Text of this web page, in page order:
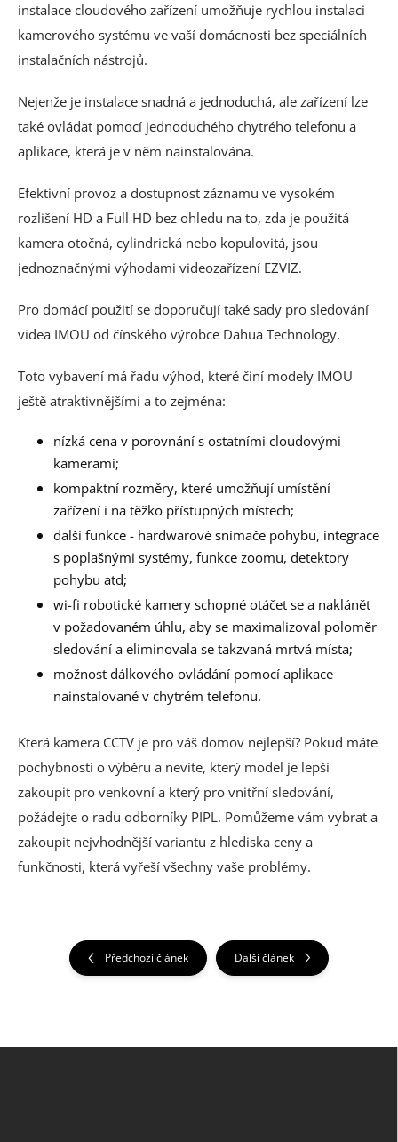
instalace cloudového zařízení umožňuje rychlou instalaci
kamerového systému ve vaší domácnosti bez speciálních
instalačních nástrojů.
Nejenže je instalace snadná a jednoduchá, ale zařízení lze
také ovládat pomocí jednoduchého chytrého telefonu a
aplikace, která je v něm nainstalována.
Efektivní provoz a dostupnost záznamu ve vysokém
rozlišení HD a Full HD bez ohledu na to, zda je použitá
kamera otočná, cylindrická nebo kopulovitá, jsou
jednoznačnými výhodami videozařízení EZVIZ.
Pro domácí použití se doporučují také sady pro sledování
videa IMOU od čínského výrobce Dahua Technology.
Toto vybavení má řadu výhod, které činí modely IMOU
ještě atraktivnějšími a to zejména:
nízká cena v porovnání s ostatními cloudovými
kamerami;
kompaktní rozměry, které umožňují umístění
zařízení i na těžko přístupných místech;
další funkce - hardwarové snímače pohybu, integrace
s poplašnými systémy, funkce zoomu, detektory
pohybu atd;
wi-fi robotické kamery schopné otáčet se a naklánět
v požadovaném úhlu, aby se maximalizoval poloměr
sledování a eliminovala se takzvaná mrtvá místa;
možnost dálkového ovládání pomocí aplikace
nainstalované v chytrém telefonu.
Která kamera CCTV je pro váš domov nejlepší? Pokud máte
pochybnosti o výběru a nevíte, který model je lepší
zakoupit pro venkovní a který pro vnitřní sledování,
požádejte o radu odborníky PIPL. Pomůžeme vám vybrat a
zakoupit nejvhodnější variantu z hlediska ceny a
funkčnosti, která vyřeší všechny vaše problémy.
Předchozí článek Další článek
Z